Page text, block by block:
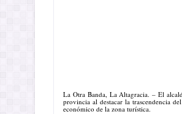
La Otra Banda, La Altagracia. – El
provincia al destacar la trascendencia
económico de la zona turística.